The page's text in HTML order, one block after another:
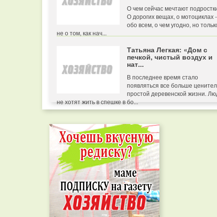
О чем сейчас мечтают
О дорогих вещах, о мотоциклах -
обо всем, о чем угодно, но
не о том, как нач...
Татьяна Легкая: «Дом с
печкой, чистый воздух и
нат...
В последнее время стало
появляться все больше
простой деревенской жизни.
не хотят жить в спешке в бо...